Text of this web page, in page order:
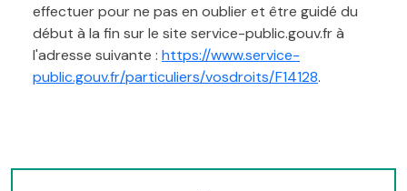
effectuer pour ne pas en oublier et être guidé du
début à la fin sur le site service-public.gouv.fr à
l'adresse suivante : https://www.service-
public.gouv.fr/particuliers/vosdroits/F14128.